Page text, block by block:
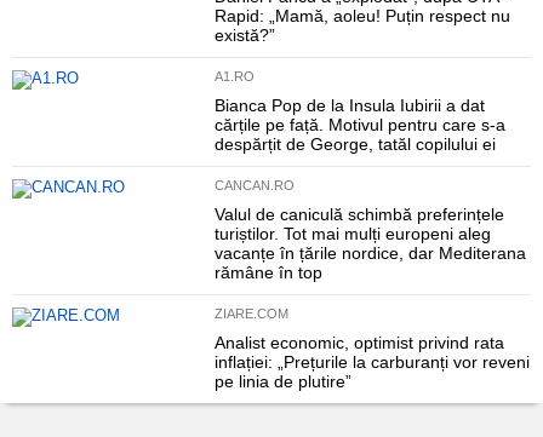
Rapid: „Mamă, aoleu! Puțin respect nu
există?”
A1.RO
Bianca Pop de la Insula Iubirii a dat
cărțile pe față. Motivul pentru care s-a
despărțit de George, tatăl copilului ei
CANCAN.RO
Valul de caniculă schimbă preferințele
turiștilor. Tot mai mulți europeni aleg
vacanțe în țările nordice, dar Mediterana
rămâne în top
ZIARE.COM
Analist economic, optimist privind rata
inflației: „Prețurile la carburanți vor reveni
pe linia de plutire”